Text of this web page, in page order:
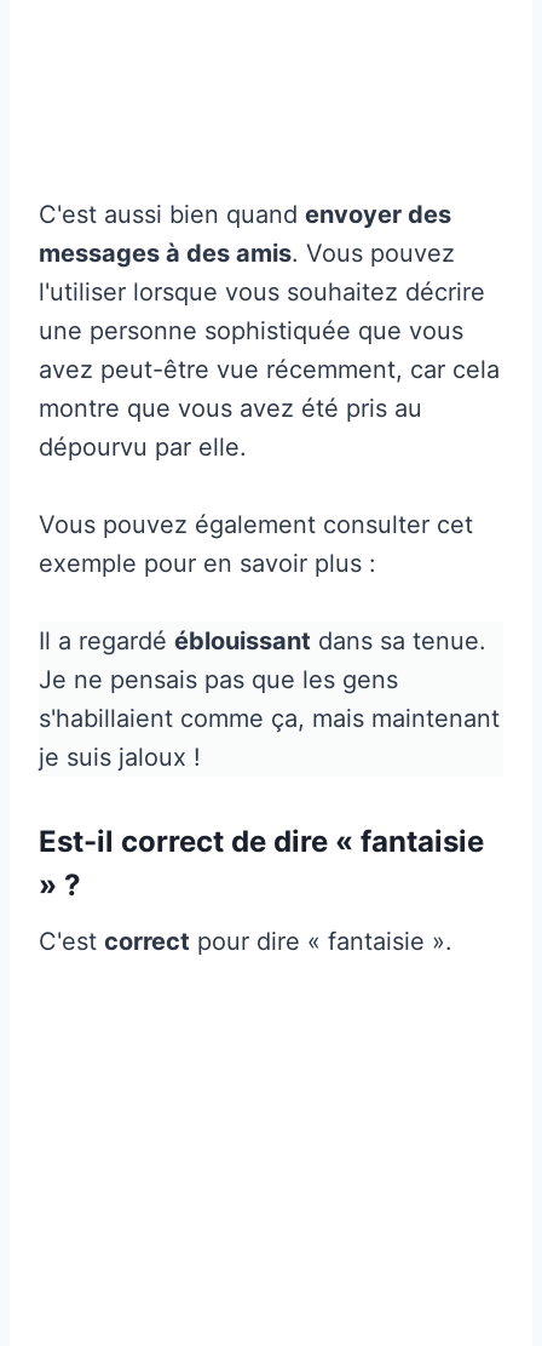
C'est aussi bien quand envoyer des
messages à des amis. Vous pouvez
l'utiliser lorsque vous souhaitez décrire
une personne sophistiquée que vous
avez peut-être vue récemment, car cela
montre que vous avez été pris au
dépourvu par elle.
Vous pouvez également consulter cet
exemple pour en savoir plus :
Il a regardé éblouissant dans sa tenue.
Je ne pensais pas que les gens
s'habillaient comme ça, mais maintenant
je suis jaloux !
Est-il correct de dire « fantaisie
» ?
C'est correct pour dire « fantaisie ».